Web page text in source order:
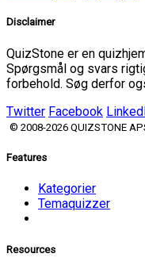
Disclaimer
QuizStone er en
Spørgsmål og svars
forbehold. Søg derfor
Twitter Facebook
© 2008-2026 QUIZSTONE
Features
Kategorier
Temaquizzer
Resources